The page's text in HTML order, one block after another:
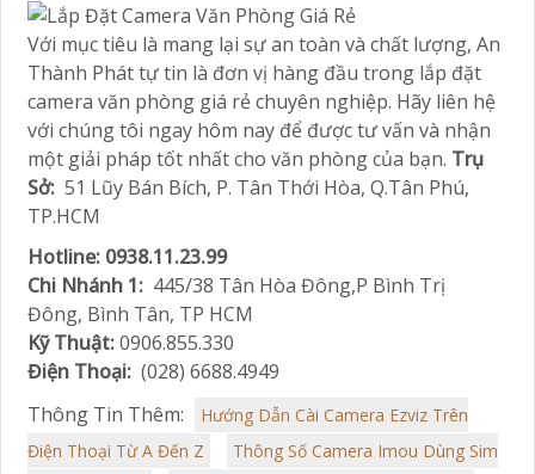
Với mục tiêu là mang lại sự an toàn và chất lượng, An
Thành Phát tự tin là đơn vị hàng đầu trong lắp đặt
camera văn phòng giá rẻ chuyên nghiệp. Hãy liên hệ
với chúng tôi ngay hôm nay để được tư vấn và nhận
một giải pháp tốt nhất cho văn phòng của bạn. Trụ
Sở: 51 Lũy Bán Bích, P. Tân Thới Hòa, Q.Tân Phú,
TP.HCM
Hotline: 0938.11.23.99
Chi Nhánh 1: 445/38 Tân Hòa Đông,P Bình Trị
Đông, Bình Tân, TP HCM
Kỹ Thuật:0906.855.330
Điện Thoại: (028) 6688.4949
Thông Tin Thêm:
Hướng Dẫn Cài Camera Ezviz Trên
Điện Thoại Từ A Đến Z
Thông Số Camera Imou Dùng Sim